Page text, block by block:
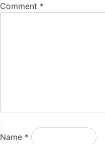
Comment *
Name *